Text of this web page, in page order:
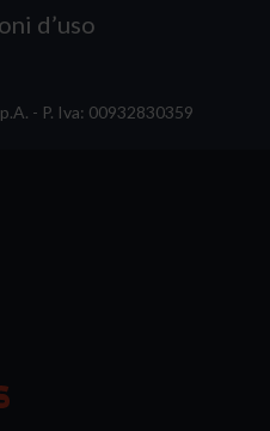
d’uso
- P. Iva: 00932830359